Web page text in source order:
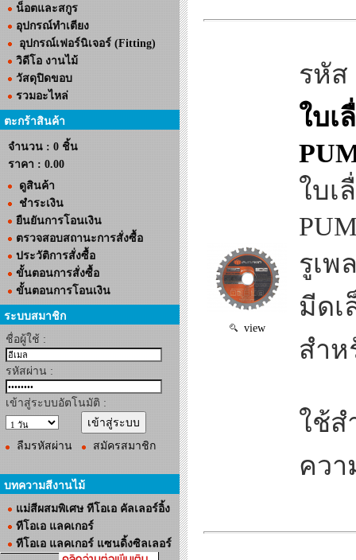
น็อตและสกูร
อุปกรณ์ทำเตียง
อุปกรณ์เฟอร์นิเจอร์ (Fitting)
วิดีโอ งานไม้
วัสดุปิดขอบ
รวมอะไหล่
ตะกร้าสินค้า
จำนวน : 0 ชิ้น
ราคา : 0.00
ดูสินค้า
ชำระเงิน
ยืนยันการโอนเงิน
ตรวจสอบสถานะการสั่งซื้อ
ประวัติการสั่งซื้อ
ขั้นตอนการสั่งซื้อ
ขั้นตอนการโอนเงิน
ระบบสมาชิก
ชื่อผู้ใช้ :
รหัสผ่าน :
เข้าสู่ระบบอัตโนมัติ :
ลืมรหัสผ่าน สมัครสมาชิก
บทความสีงานไม้
แม่สีผสมพิเศษ ทีโอเอ คัลเลอร์อิ้ง
ทีโอเอ แลคเกอร์
ทีโอเอ แลคเกอร์ แซนดิ้งซิลเลอร์
view
รหัส
ใบเ
ใบเ
รูเพ
มีดเ
สำห
ใช้ส
ควา